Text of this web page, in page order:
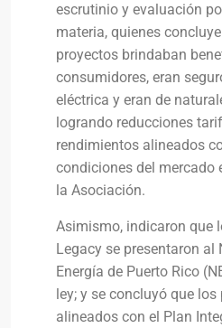
escrutinio y evaluación
materia, quienes
proyectos brindaban
consumidores, eran
eléctrica y eran de
logrando reducciones
rendimientos alineados
condiciones del mercado
la Asociación.
Asimismo, indicaron que
Legacy se presentaron al
Energía de Puerto Rico
ley; y se concluyó que
alineados con el Plan